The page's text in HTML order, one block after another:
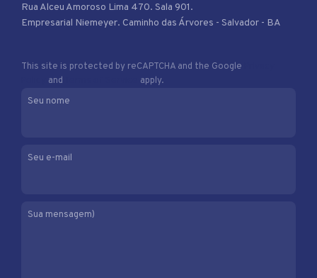
Rua Alceu Amoroso Lima 470. Sala 901.
Empresarial Niemeyer. Caminho das Árvores - Salvador - BA
This site is protected by reCAPTCHA and the Google
and
apply.
Seu nome
Seu e-mail
Sua mensagem)